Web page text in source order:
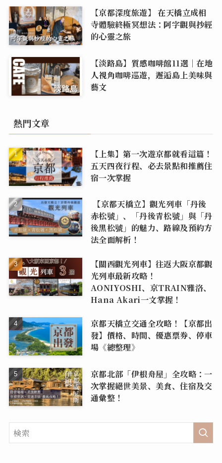
【京都深度旅遊】 在天橋立成相
寺體驗終極冥想法：阿字觀與抄經
的心靈之旅
【淡路島】質感咖啡館11選｜在地
人視角咖啡巡遊，邂逅島上美味與
藝文
熱門文章
【上集】第一次遊京都就看這篇！
五天四夜行程、必去景點和推薦住
宿一次掌握
【京都天橋立】觀光列車「丹後
赤松號」、「丹後青松號」與「丹
後黑松號」的魅力、路線及預約方
法全面解析！
【關西觀光列車】往返大阪京都觀
光列車最新攻略！
AONIYOSHI、京TRAIN雅洛、
Hana Akari一文掌握！
京都天橋立交通全攻略！【京都出
發】價格、時間、優惠票券、停車
場《總整理》
京都北部「伊根舟屋」全攻略：一
次掌握絕世美景、美食、住宿及交
通彙整！